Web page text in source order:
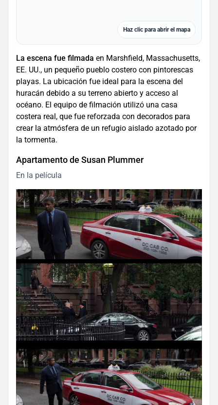
Haz clic para abrir el mapa
La escena fue filmada en Marshfield, Massachusetts,
EE. UU., un pequeño pueblo costero con pintorescas
playas. La ubicación fue ideal para la escena del
huracán debido a su terreno abierto y acceso al
océano. El equipo de filmación utilizó una casa
costera real, que fue reforzada con decorados para
crear la atmósfera de un refugio aislado azotado por
la tormenta.
Apartamento de Susan Plummer
En la película